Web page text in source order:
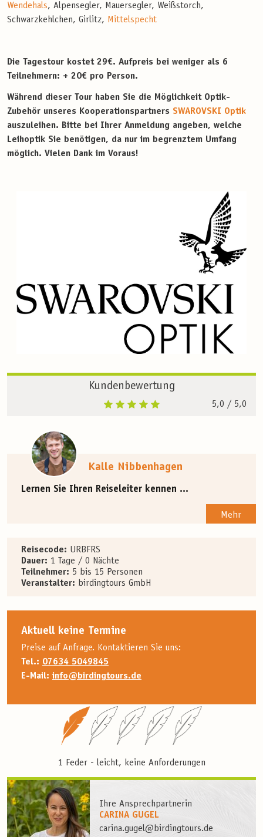
Wendehals, Alpensegler, Mauersegler, Weißstorch,
Schwarzkehlchen, Girlitz, Mittelspecht
Die Tagestour kostet 29€. Aufpreis bei weniger als 6
Teilnehmern: + 20€ pro Person.
Während dieser Tour haben Sie die Möglichkeit Optik-
Zubehör unseres Kooperationspartners SWAROVSKI Optik
auszuleihen. Bitte bei Ihrer Anmeldung angeben, welche
Leihoptik Sie benötigen, da nur im begrenztem Umfang
möglich. Vielen Dank im Voraus!
Kundenbewertung
5,0 / 5,0
Kalle Nibbenhagen
Lernen Sie Ihren Reiseleiter kennen ...
Mehr
Reisecode: URBFRS
Dauer: 1 Tage / 0 Nächte
Teilnehmer: 5 bis 15 Personen
Veranstalter: birdingtours GmbH
Aktuell keine Termine
Preise auf Anfrage. Kontaktieren Sie uns:
Tel.: 07634 5049845
E-Mail:info@birdingtours.de
1 Feder - leicht, keine Anforderungen
Ihre Ansprechpartnerin
CARINA GUGEL
carina.gugel@birdingtours.de